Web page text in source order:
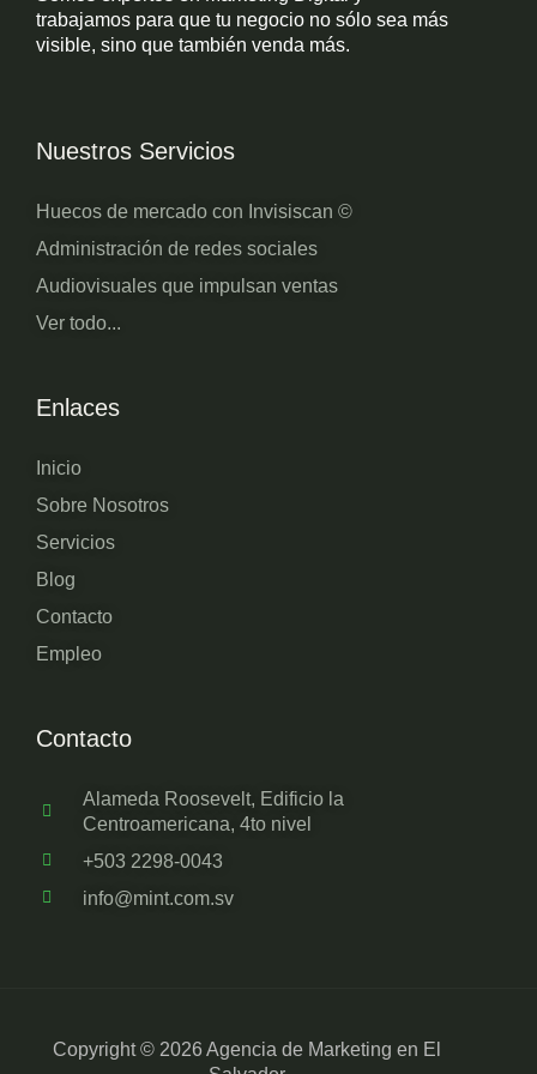
Contacto
Alameda Roosevelt, Edificio la
Centroamericana, 4to nivel
+503 2298-0043
info@mint.com.sv
Enlaces
Inicio
Sobre Nosotros
Servicios
Blog
Contacto
Empleo
Nuestros Servicios
Huecos de mercado con Invisiscan ©
Administración de redes sociales
Audiovisuales que impulsan ventas
Ver todo...
trabajamos para que tu negocio no sólo sea más
visible, sino que también venda más.
Copyright © 2026 Agencia de Marketing en El